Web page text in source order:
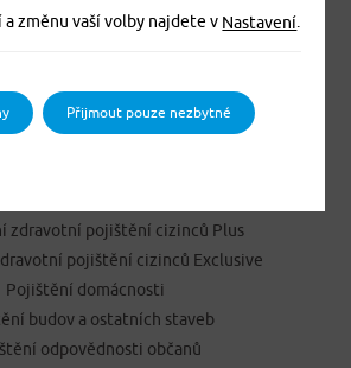
Cestovní pojištění
úrazové pojištění MEDVÍDEK
zdravotní pojištění cizinců Plus
pojištění cizinců Exclusive
Pojištění domácnosti
budov a ostatních staveb
odpovědnosti občanů
změnu vaší volby najdete v Nastavení
Přijmout pouze nezbytné